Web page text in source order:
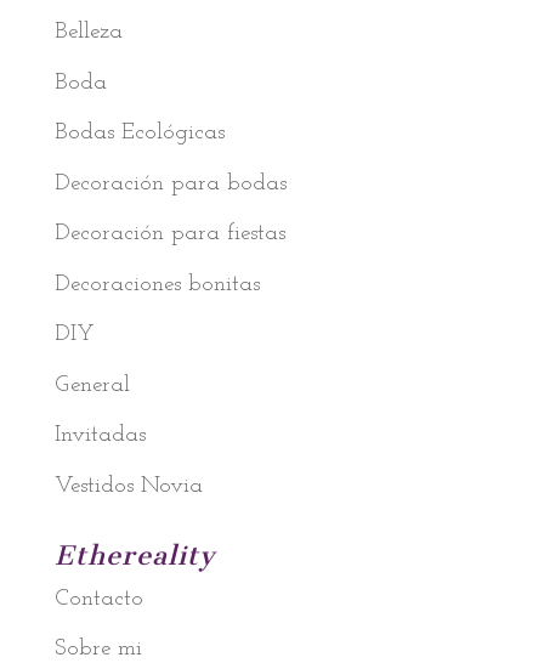
Belleza
Boda
Bodas Ecológicas
Decoración para bodas
Decoración para fiestas
Decoraciones bonitas
DIY
General
Invitadas
Vestidos Novia
Ethereality
Contacto
Sobre mi